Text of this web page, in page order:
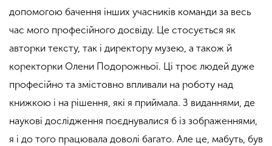
допомогою бачення інших учасників команди за весь
час мого професійного досвіду. Це стосується як
авторки тексту, так і директору музею, а також й
коректорки Олени Подорожньої. Ці троє людей дуже
професійно та змістовно впливали на роботу над
книжкою і на рішення, які я приймала. З виданнями, де
наукові дослідження поєднувалися б із зображеннями,
я і до того працювала доволі багато. Але це, мабуть, був